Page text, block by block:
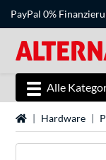
PayPal 0%
Alle
StartseiteHardware